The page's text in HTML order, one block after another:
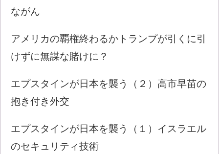
ながん
アメリカの覇権終わるかトランプが引くに引
けずに無謀な賭けに？
エプスタインが日本を襲う（２）高市早苗の
抱き付き外交
エプスタインが日本を襲う（１）イスラエル
のセキュリティ技術